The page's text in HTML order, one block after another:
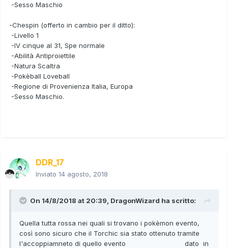
-Sesso Maschio
-Chespin (offerto in cambio per il ditto):
-Livello 1
-IV cinque al 31, Spe normale
-Abilità Antiproiettile
-Natura Scaltra
-Pokèball Loveball
-Regione di Provenienza Italia, Europa
-Sesso Maschio.
DDR_17
Inviato 14 agosto, 2018
On 14/8/2018 at 20:39, DragonWizard ha scritto:
Quella tutta rossa nei quali si trovano i pokèmon evento,
così sono sicuro che il Torchic sia stato ottenuto tramite
l'accoppiamneto di quello evento dato in